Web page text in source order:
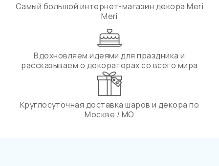
Самый большой интернет-магазин декора Meri
Meri
Вдохновляем идеями для праздника и
рассказываем о декораторах со всего мира
Круглосуточная доставка шаров и декора по
Москве / МО